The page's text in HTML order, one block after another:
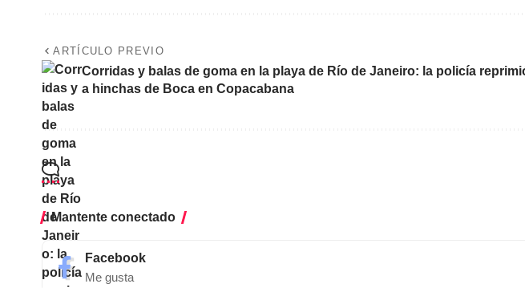
ARTÍCULO PREVIO
Corridas y balas de goma en la playa de Río de Janeiro: la policía
a hinchas de Boca en Copacabana
Mantente conectado
Facebook
Me gusta